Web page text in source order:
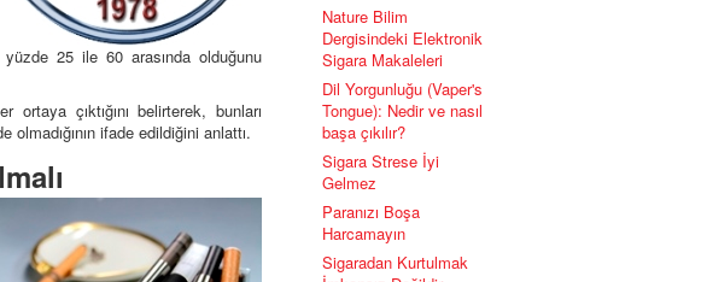
yüzde 25 ile 60 arasında olduğunu
çıktığını belirterek, bunları
olmadığının ifade edildiğini anlattı.
Nature Bilim
Dergisindeki Elektronik
Sigara Makaleleri
Dil Yorgunluğu (Vaper's
Tongue): Nedir ve nasıl
başa çıkılır?
Sigara Strese İyi
Gelmez
Paranızı Boşa
Harcamayın
Sigaradan Kurtulmak